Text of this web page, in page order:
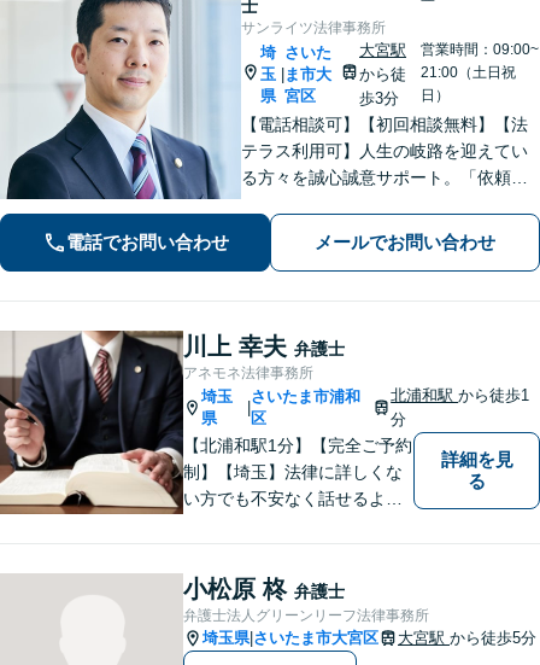
士
サンライツ法律事務所
埼
玉
県
さいた
ま市大
宮区
大宮駅
から徒
歩3分
営業時間：09:00~
21:00（土日祝
日）
【電話相談可】【初回相談無料】【法
テラス利用可】人生の岐路を迎えてい
る方々を誠心誠意サポート。「依頼者
女問題／借金問題／相続／企業法務／
刑事事件／交通事故／労働問題など、
電話でお問い合わせ メールでお問い合わせ
川上 幸夫 弁護士
アネモネ法律事務所
埼玉
県
|
さいたま市浦和
区
北浦和駅から徒歩1
分
【北浦和駅1分】【完全ご予約
制】【埼玉】法律に詳しくな
い方でも不安なく話せるよ
ことを心がけています。 難し
く感じがちな法律問題も、少
しずつ一緒に整理していきま
しょう。
詳細を見
る
小松原 柊 弁護士
弁護士法人グリーンリーフ法律事務所
埼玉県| さいたま市大宮区 大宮駅 から徒歩5分